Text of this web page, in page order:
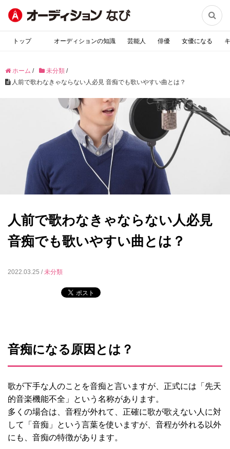

トップ オーディションの知識 芸能人 俳優 女優になる
ホーム / 未分類 /
人前で歌わなきゃならない人必見 音痴でも歌いやすい曲とは？
人前で歌わなきゃならない人必見
音痴でも歌いやすい曲とは？
2022.03.25 /未分類
音痴になる原因とは？
歌が下手な人のことを音痴と言いますが、正式には「先天
的音楽機能不全」という名称があります。
多くの場合は、音程が外れて、正確に歌が歌えない人に対
して「音痴」という言葉を使いますが、音程が外れる以外
にも、音痴の特徴があります。